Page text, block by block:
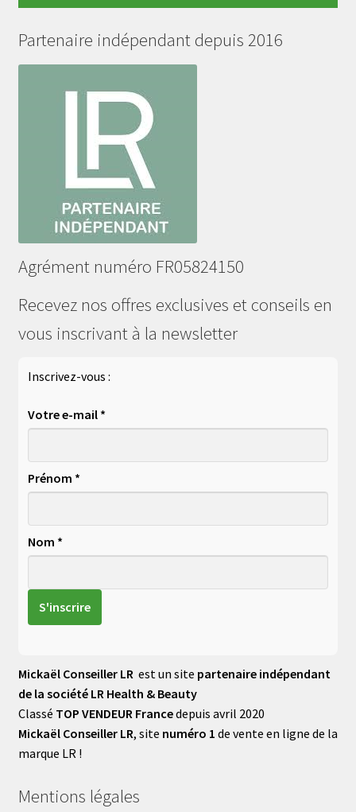
Partenaire indépendant depuis 2016
Agrément numéro FR05824150
Recevez nos offres exclusives et conseils en
vous inscrivant à la newsletter
Inscrivez-vous :
Votre e-mail *
Prénom *
Nom *
Mickaël Conseiller LRest un site partenaire indépendant
de la société LR Health & Beauty
Classé TOP VENDEUR Francedepuis avril 2020
Mickaël Conseiller LR, site numéro 1 de vente en ligne de la
marque LR !
Mentions légales